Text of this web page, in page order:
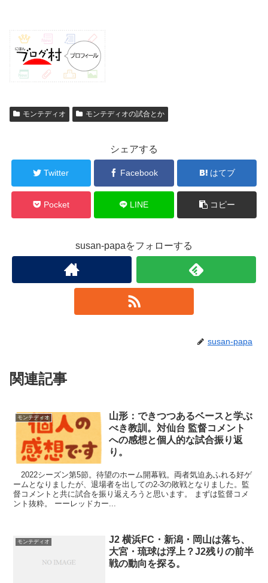
モンテディオ モンテディオの試合とか
シェアする
Twitter Facebook はてブ
Pocket LINE コピー
susan-papaをフォローする
susan-papa
関連記事
モンテディオ
山形：できつつあるベースと学ぶ
べき教訓。対仙台 監督コメント
への感想と個人的な試合振り返
り。
2022シーズン第5節。待望のホーム開幕戦。両者気迫あふれる好ゲ
ームとなりましたが、退場者を出しての2-3の敗戦となりました。監
督コメントと共に試合を振り返えろうと思います。 まずは監督コメ
ント抜粋。 ーーレッドカー...
モンテディオ
J2 横浜FC・新潟・岡山は落ち、
大宮・琉球は浮上？J2残りの前半
戦の動向を探る。